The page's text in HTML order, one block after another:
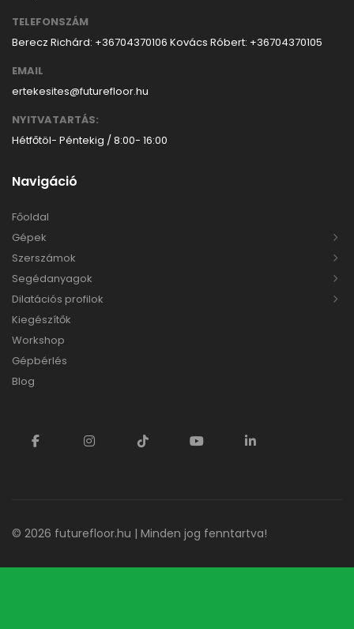
TELEFONSZÁM
Berecz Richárd: +36704370106 Kovács Róbert: +36704370105
EMAIL
ertekesites@futurefloor.hu
NYITVATARTÁS:
Hétfőtöl- Péntekig / 8:00- 16:00
Navigáció
Főoldal
Gépek
Szerszámok
Segédanyagok
Dilatációs profilok
Kiegészítők
Workshop
Gépbérlés
Blog
© 2026 futurefloor.hu | Minden jog fenntartva!